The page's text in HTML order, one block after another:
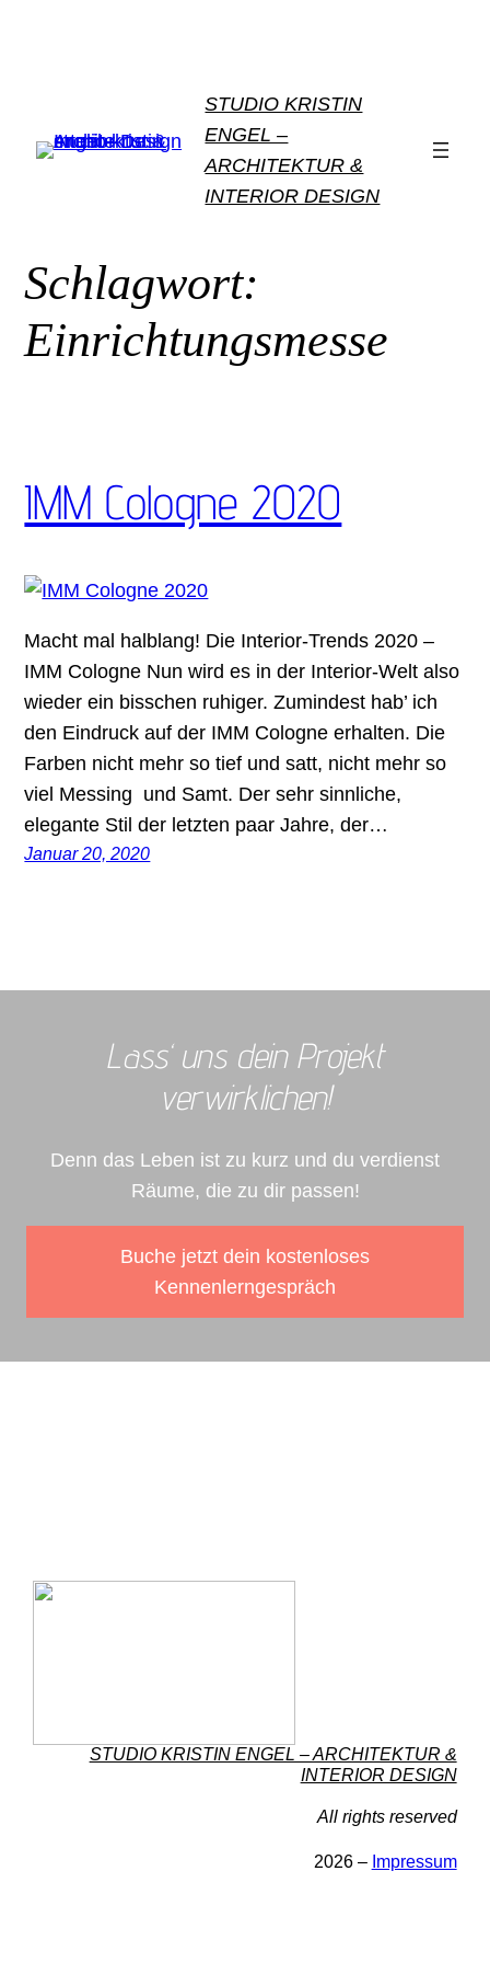
STUDIO KRISTIN
ENGEL –
ARCHITEKTUR &
INTERIOR DESIGN
Schlagwort:
Einrichtungsmesse
IMM Cologne 2020
Macht mal halblang! Die Interior-Trends 2020 –
IMM Cologne Nun wird es in der Interior-Welt also
wieder ein bisschen ruhiger. Zumindest hab’ ich
den Eindruck auf der IMM Cologne erhalten. Die
Farben nicht mehr so tief und satt, nicht mehr so
viel Messing und Samt. Der sehr sinnliche,
elegante Stil der letzten paar Jahre, der…
Januar 20, 2020
Lass‘ uns dein Projekt
verwirklichen!
Denn das Leben ist zu kurz und du verdienst
Räume, die zu dir passen!
Buche jetzt dein kostenloses
Kennenlerngespräch
STUDIO KRISTIN ENGEL – ARCHITEKTUR &
INTERIOR DESIGN
All rights reserved
2026 – Impressum